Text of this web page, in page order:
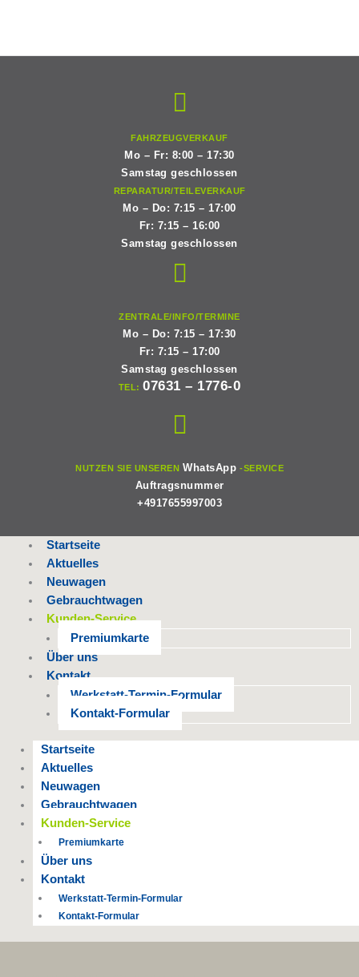
FAHRZEUGVERKAUF
Mo – Fr: 8:00 – 17:30
Samstag geschlossen
REPARATUR/TEILEVERKAUF
Mo – Do: 7:15 – 17:00
Fr: 7:15 – 16:00
Samstag geschlossen
ZENTRALE/INFO/TERMINE
Mo – Do: 7:15 – 17:30
Fr: 7:15 – 17:00
Samstag geschlossen
TEL:07631 – 1776-0
NUTZEN SIE UNSEREN WhatsApp -SERVICE
Auftragsnummer
+4917655997003
Startseite
Aktuelles
Neuwagen
Gebrauchtwagen
Kunden-Service
Premiumkarte
Über uns
Kontakt
Werkstatt-Termin-Formular
Kontakt-Formular
Startseite
Aktuelles
Neuwagen
Gebrauchtwagen
Kunden-Service
Premiumkarte
Über uns
Kontakt
Werkstatt-Termin-Formular
Kontakt-Formular